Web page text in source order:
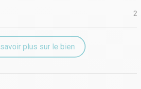
2
savoir plus sur le bien